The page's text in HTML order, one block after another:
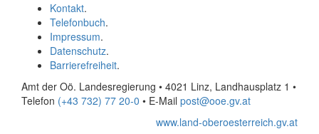
Kontakt.
Telefonbuch.
Impressum.
Datenschutz.
Barrierefreiheit.
Amt der Oö. Landesregierung • 4021 Linz, Landhausplatz 1 •
Telefon (+43 732) 77 20-0 • E-Mail post@ooe.gv.at
www.land-oberoesterreich.gv.at